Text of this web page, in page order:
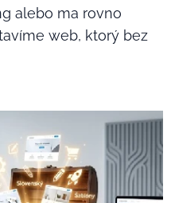
alebo ma rovno
web, ktorý bez